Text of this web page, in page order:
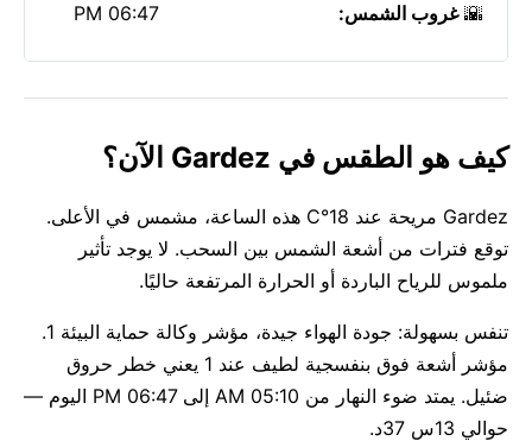
🌇غروب الشمس: 06:47 PM
كيف هو الطقس في Gardez الآن؟
Gardez مريحة عند 18°C هذه الساعة، مشمس في الأعلى.
توقع فترات من أشعة الشمس بين السحب. لا يوجد تأثير
ملموس للرياح الباردة أو الحرارة المرتفعة حاليًا.
تنفس بسهولة: جودة الهواء جيدة، مؤشر وكالة حماية البيئة 1.
مؤشر أشعة فوق بنفسجية لطيف عند 1 يعني خطر حروق
ضئيل. يمتد ضوء النهار من 05:10 AM إلى 06:47 PM اليوم —
حوالي 13س 37د.